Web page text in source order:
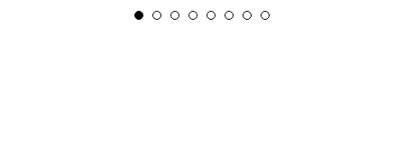
обработку ваших персональных данных